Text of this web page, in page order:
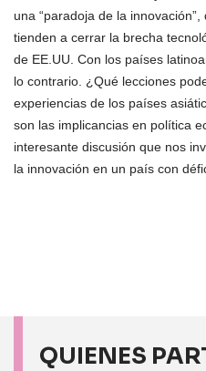
una “paradoja de la
tienden a cerrar la brecha
de EE.UU. Con los países
lo contrario. ¿Qué lecciones
experiencias de los países
son las implicancias en política
interesante discusión que nos
la innovación en un país con
QUIENES